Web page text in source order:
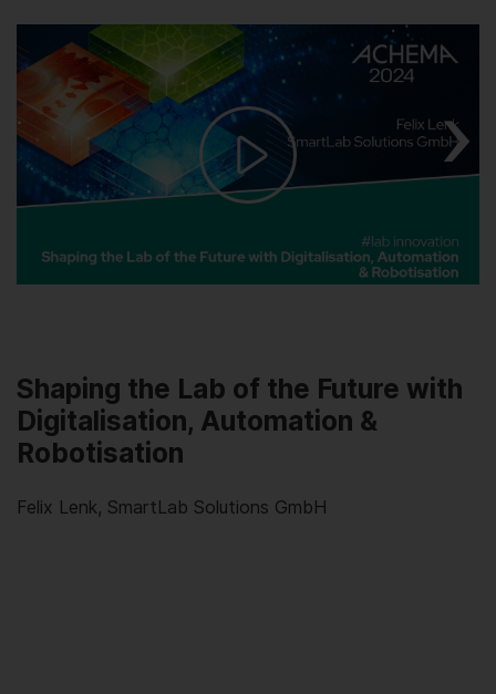
Play
Shaping the Lab of the Future with
Digitalisation, Automation &
Robotisation
Felix Lenk, SmartLab Solutions GmbH